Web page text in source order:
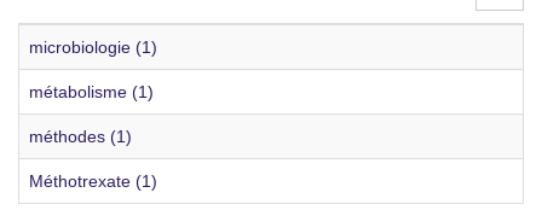
microbiologie (1)
métabolisme (1)
méthodes (1)
Méthotrexate (1)